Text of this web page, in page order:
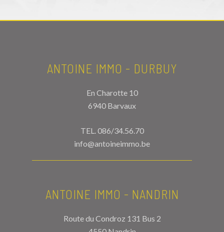
ANTOINE IMMO - DURBUY
En Charotte 10
6940 Barvaux
TEL.086/34.56.70
info@antoineimmo.be
ANTOINE IMMO - NANDRIN
Route du Condroz 131 Bus 2